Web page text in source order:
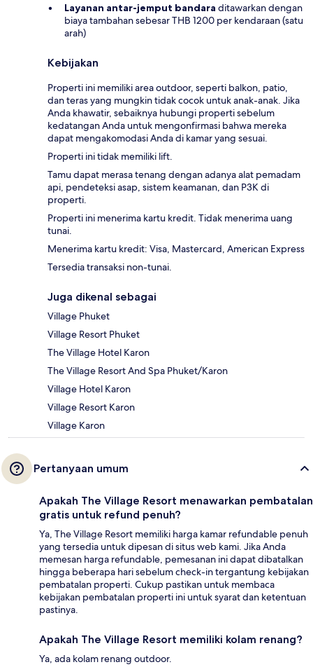
Layanan antar-jemput bandara ditawarkan dengan
biaya tambahan sebesar THB 1200 per kendaraan (satu
arah)
Kebijakan
Properti ini memiliki area outdoor, seperti balkon, patio,
dan teras yang mungkin tidak cocok untuk anak-anak. Jika
Anda khawatir, sebaiknya hubungi properti sebelum
kedatangan Anda untuk mengonfirmasi bahwa mereka
dapat mengakomodasi Anda di kamar yang sesuai.
Properti ini tidak memiliki lift.
Tamu dapat merasa tenang dengan adanya alat pemadam
api, pendeteksi asap, sistem keamanan, dan P3K di
properti.
Properti ini menerima kartu kredit. Tidak menerima uang
tunai.
Menerima kartu kredit: Visa, Mastercard, American Express
Tersedia transaksi non-tunai.
Juga dikenal sebagai
Village Phuket
Village Resort Phuket
The Village Hotel Karon
The Village Resort And Spa Phuket/Karon
Village Hotel Karon
Village Resort Karon
Village Karon
Pertanyaan umum
Apakah The Village Resort menawarkan pembatalan
gratis untuk refund penuh?
Ya, The Village Resort memiliki harga kamar refundable penuh
yang tersedia untuk dipesan di situs web kami. Jika Anda
memesan harga refundable, pemesanan ini dapat dibatalkan
hingga beberapa hari sebelum check-in tergantung kebijakan
pembatalan properti. Cukup pastikan untuk membaca
kebijakan pembatalan properti ini untuk syarat dan ketentuan
pastinya.
Apakah The Village Resort memiliki kolam renang?
Ya, ada kolam renang outdoor.